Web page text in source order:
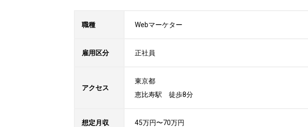
職種 Webマーケター
雇用区分 正社員
アクセス
東京都
恵比寿駅　徒歩8分
想定月収 45万円〜70万円